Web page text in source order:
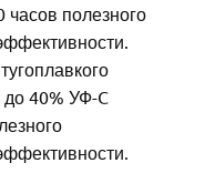
полезного
до 40% УФ-C